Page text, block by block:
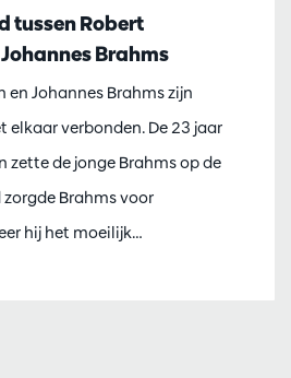
tussen Robert
Brahms
en Johannes Brahms zijn
elkaar verbonden. De 23 jaar
zette de jonge Brahms op de
Brahms voor
hij het moeilijk…